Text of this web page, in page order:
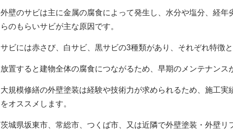
外壁のサビは主に金属の腐食によって発生し、水分や塩分、経
らのもらいサビが主な原因です。
サビには赤さび、白サビ、黒サビの3種類があり、それぞれ特徴と
放置すると建物全体の腐食につながるため、早期のメンテナンス
大規模修繕の外壁塗装は経験や技術力が求められるため、施工実
をオススメします。
茨城県坂東市、常総市、つくば市、又は近隣で外壁塗装・外壁リ